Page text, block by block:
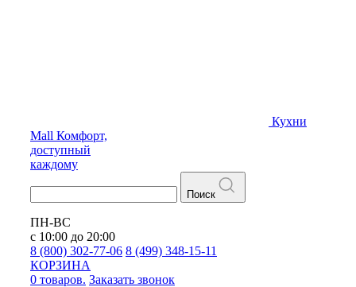
Кухни
Mall Комфорт,
доступный
каждому
Поиск
ПН-ВС
с 10:00 до 20:00
8 (800) 302-77-06 8 (499) 348-15-11
КОРЗИНА
0 товаров. Заказать звонок